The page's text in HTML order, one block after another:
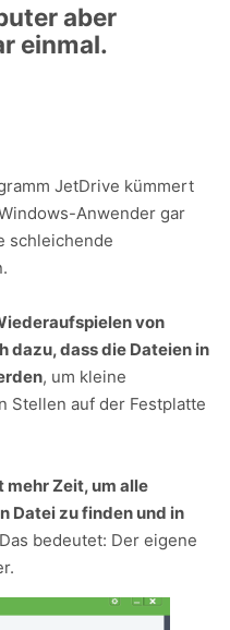
aber
einmal.
JetDrive kümmert
Anwender gar
schleichende
von
dazu, dass die Dateien in
, um kleine
Stellen auf der Festplatte
mehr Zeit, um alle
Datei zu finden und in
Das bedeutet: Der eigene